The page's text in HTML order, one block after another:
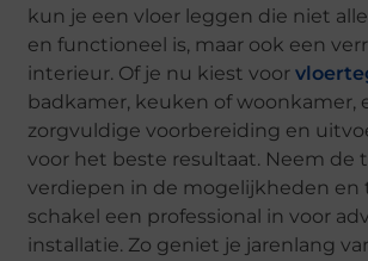
kun je een vloer leggen die niet
en functioneel is, maar ook een
interieur. Of je nu kiest voor
badkamer, keuken of woonkamer,
zorgvuldige voorbereiding en
voor het beste resultaat. Neem de
verdiepen in de mogelijkheden en
schakel een professional in voor
installatie. Zo geniet je jarenlang